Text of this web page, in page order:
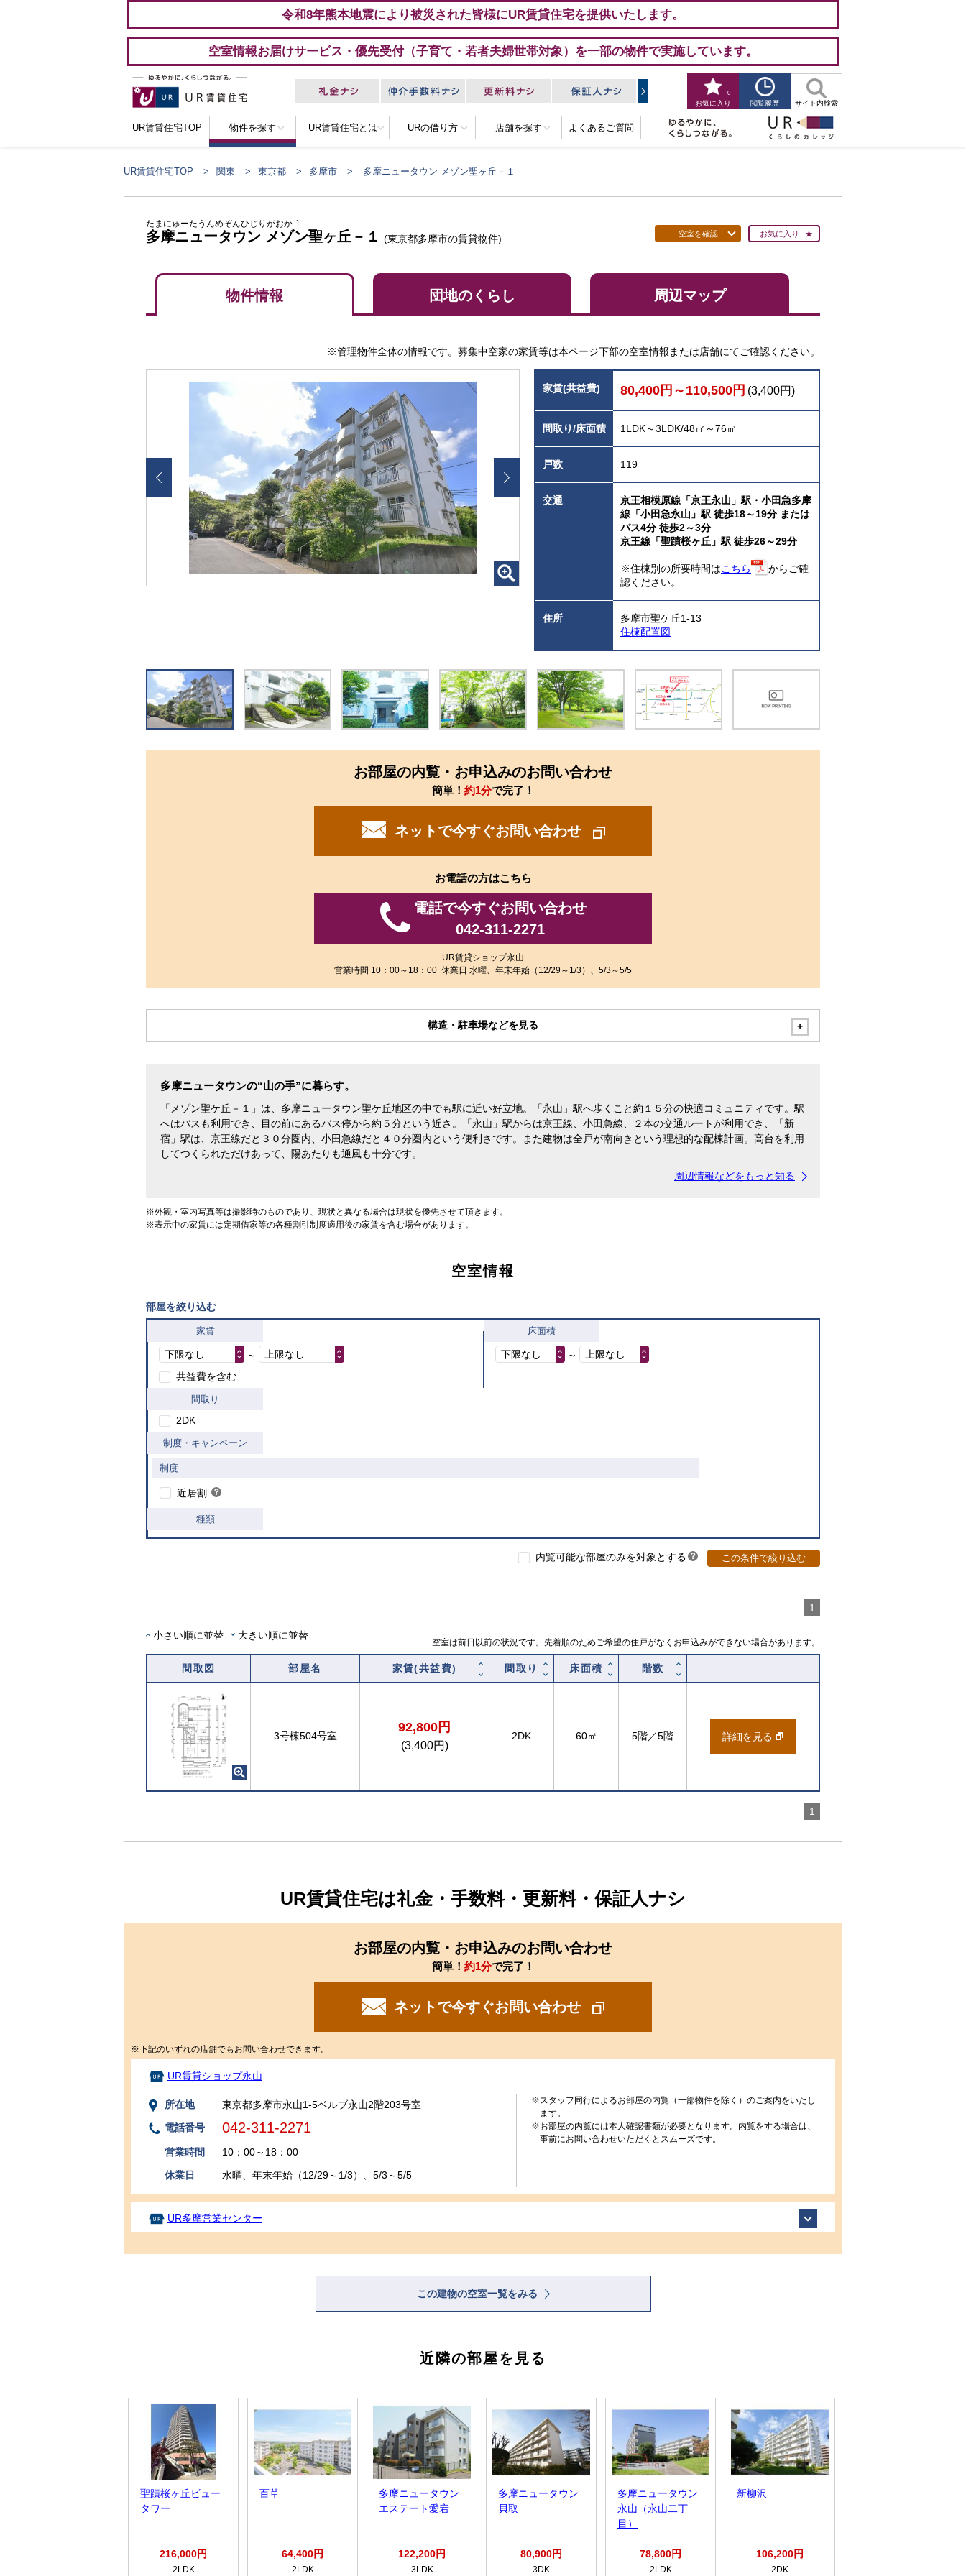
令和8年熊本地震により被災された皆様にUR賃貸住宅を提供いたします。
空室情報お届けサービス・優先受付（子育て・若者夫婦世帯対象）を一部の物件で実施しています。
お気に入り
0
閲覧履歴 サイト内検索
UR賃貸住宅TOP 物件を探す UR賃貸住宅とは URの借り方 店舗を探す よくあるご質問
UR賃貸住宅TOP 関東 東京都 多摩市 多摩ニュータウン メゾン聖ヶ丘－１
多摩ニュータウン メゾン聖ヶ丘－１
たまにゅーたうんめぞんひじりがおか-1
(東京都多摩市の賃貸物件) 空室を確認 お気に入り
物件情報 団地のくらし 周辺マップ
※管理物件全体の情報です。募集中空家の家賃等は本ページ下部の空室情報または店舗にてご確認ください。
ッ
ク
す
る
と、
家賃(共益費) 80,400円～110,500円 (3,400円)
間取り/床面積 1LDK～3LDK/48㎡～76㎡
戸数 119
交通
京王相模原線「京王永山」駅・小田急多摩
線「小田急永山」駅 徒歩18～19分 または
バス4分 徒歩2～3分
京王線「聖蹟桜ヶ丘」駅 徒歩26～29分
※住棟別の所要時間はこちら
からご確
認ください。
住所
多摩市聖ケ丘1-13
住棟配置図
お部屋の内覧・お申込みのお問い合わせ
簡単！ 約1分で完了！
ネットで今すぐお問い合わせ
お電話の方はこちら
電話で今すぐお問い合わせ
042-311-2271
UR賃貸ショップ永山
営業時間 10：00～18：00 休業日 水曜、年末年始（12/29～1/3）、5/3～5/5
構造・駐車場などを見る
多摩ニュータウンの“山の手”に暮らす。
「メゾン聖ケ丘－１」は、多摩ニュータウン聖ケ丘地区の中でも駅に近い好立地。「永山」駅へ歩くこと約１５分の快適コミュニティです。駅
へはバスも利用でき、目の前にあるバス停から約５分という近さ。「永山」駅からは京王線、小田急線、２本の交通ルートが利用でき、「新
宿」駅は、京王線だと３０分圏内、小田急線だと４０分圏内という便利さです。また建物は全戸が南向きという理想的な配棟計画。高台を利用
してつくられただけあって、陽あたりも通風も十分です。
周辺情報などをもっと知る
※外観・室内写真等は撮影時のものであり、現状と異なる場合は現状を優先させて頂きます。
※表示中の家賃には定期借家等の各種割引制度適用後の家賃を含む場合があります。
空室情報
部屋を絞り込む
家賃
下限なし ～
上限なし
共益費を含む
床面積
下限なし ～ 上限なし
間取り
2DK
制度・キャンペーン
制度
近居割 ？
ン
種類
部
内覧可能な部屋のみを対象とする ？ この条件で絞り込む
1
小さい順に並替 大きい順に並替
空室は前日以前の状況です。先着順のためご希望の住戸がなくお申込みができない場合があります。
間取図 部屋名 家賃(共益費) 間取り 床面積 階数
3号棟504号室
92,800円
(3,400円)
2DK 60㎡ 5階／5階 詳細を見る
1
UR賃貸住宅は礼金・手数料・更新料・保証人ナシ
お部屋の内覧・お申込みのお問い合わせ
簡単！ 約1分で完了！
ネットで今すぐお問い合わせ
※下記のいずれの店舗でもお問い合わせできます。
UR賃貸ショップ永山
所在地
東京都多摩市永山1-5ベルブ永山2階203号室
電話番号
042-311-2271
営業時間
10：00～18：00
休業日
水曜、年末年始（12/29～1/3）、5/3～5/5
※スタッフ同行によるお部屋の内覧（一部物件を除く）のご案内をいたし
ます。
※お部屋の内覧には本人確認書類が必要となります。内覧をする場合は、
事前にお問い合わせいただくとスムーズです。
UR多摩営業センター
この建物の空室一覧をみる
近隣の部屋を見る
聖蹟桜ヶ丘ビュー
タワー
216,000円
2LDK
百草
64,400円
2LDK
多摩ニュータウン
エステート愛宕
122,200円
3LDK
多摩ニュータウン
貝取
80,900円
3DK
多摩ニュータウン
永山（永山二丁
目）
78,800円
2LDK
新柳沢
106,200円
2DK